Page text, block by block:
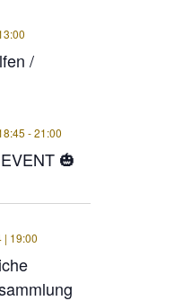
/
🎃
-21:00
| 19:00